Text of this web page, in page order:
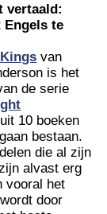
vertaald:
Engels te
van
is het
de serie
10 boeken
bestaan.
die al zijn
alvast erg
vooral het
door